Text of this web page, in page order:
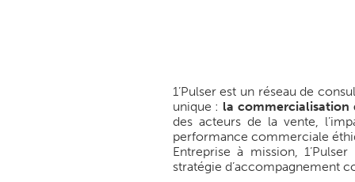
1’Pulser est un réseau de
unique : la commercialisation
des acteurs de la vente,
performance commerciale
Entreprise à mission,
stratégie d’accompagnement